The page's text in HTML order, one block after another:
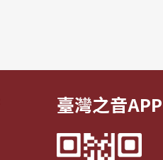
臺灣之音APP